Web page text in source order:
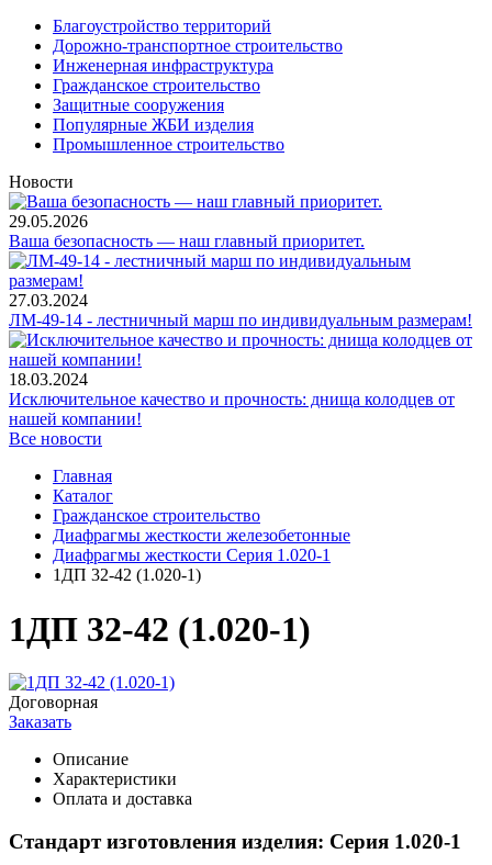
Благоустройство территорий
Дорожно-транспортное строительство
Инженерная инфраструктура
Гражданское строительство
Защитные сооружения
Популярные ЖБИ изделия
Промышленное строительство
Новости
29.05.2026
Ваша безопасность — наш главный приоритет.
27.03.2024
ЛМ-49-14 - лестничный марш по индивидуальным размерам!
18.03.2024
Исключительное качество и прочность: днища колодцев от
нашей компании!
Все новости
Главная
Каталог
Гражданское строительство
Диафрагмы жесткости железобетонные
Диафрагмы жесткости Серия 1.020-1
1ДП 32-42 (1.020-1)
1ДП 32-42 (1.020-1)
Договорная
Заказать
Описание
Характеристики
Оплата и доставка
Стандарт изготовления изделия: Серия 1.020-1